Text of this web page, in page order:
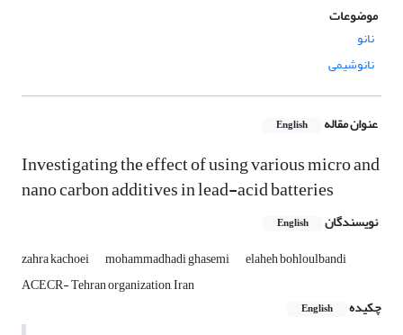
موضوعات
نانو
نانوشیمی
عنوان مقاله English
Investigating the effect of using various micro and
nano carbon additives in lead-acid batteries
نویسندگان English
zahra kachoei mohammadhadi ghasemi
elaheh bohloulbandi
ACECR- Tehran organization, Iran
چکیده
English